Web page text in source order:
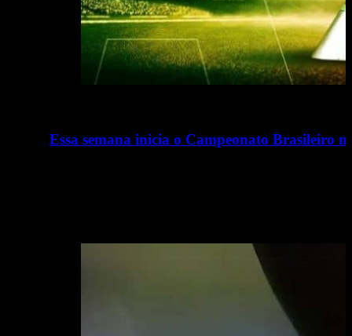
Essa semana inicia o Campeonato Brasileiro